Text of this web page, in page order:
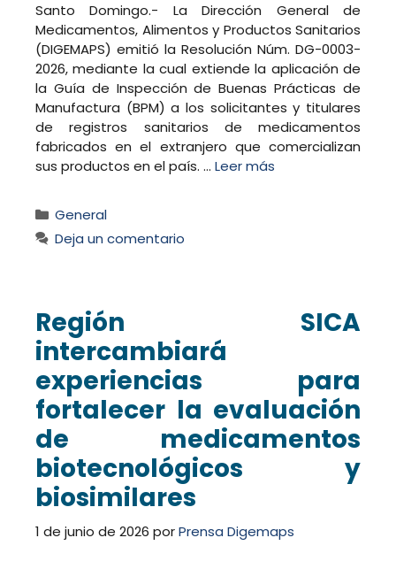
Santo Domingo.- La Dirección General de
Medicamentos, Alimentos y Productos Sanitarios
(DIGEMAPS) emitió la Resolución Núm. DG-0003-
2026, mediante la cual extiende la aplicación de
la Guía de Inspección de Buenas Prácticas de
Manufactura (BPM) a los solicitantes y titulares
de registros sanitarios de medicamentos
fabricados en el extranjero que comercializan
sus productos en el país. … Leer más
Categorías
General
Deja un comentario
Región SICA
intercambiará
experiencias para
fortalecer la evaluación
de medicamentos
biotecnológicos y
biosimilares
1 de junio de 2026 porPrensa Digemaps